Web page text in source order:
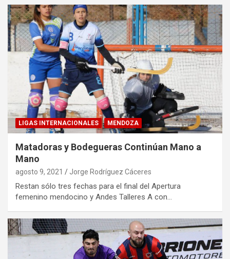
LIGAS INTERNACIONALES MENDOZA
Matadoras y Bodegueras Continúan Mano a
Mano
agosto 9, 2021 Jorge Rodríguez Cáceres
Restan sólo tres fechas para el final del Apertura
femenino mendocino y Andes Talleres A con…